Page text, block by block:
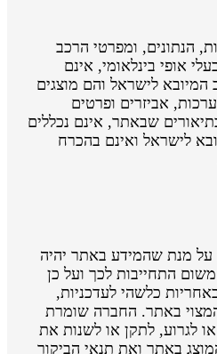
הנתונים, ומפרטי הרכב
אופי בינלאומי, אינם
לישראל והם מוצגים
אביזרים ופרטים
שבאתר, אינם נכללים
לישראל ואינם בהכרח
מנת שהמידע באתר יהיה
התחייבות לכך ועל כן
כלשהי לעדכניות,
באתר. החברה שומרת
לגרוע, לתקן או לשנות את
באתר ואת תנאי הביקור